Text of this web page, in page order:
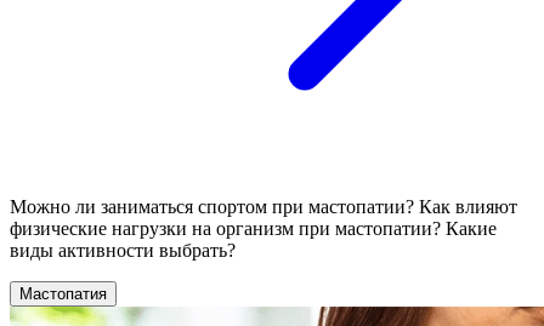
Можно ли заниматься спортом при мастопатии? Как влияют
физические нагрузки на организм при мастопатии? Какие
виды активности выбрать?
Мастопатия